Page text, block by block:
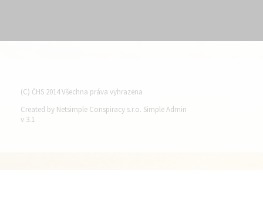
(C) ČHS 2014 Všechna práva vyhrazena
Created by Netsimple Conspiracy s.r.o. Simple Admin
v 3.1